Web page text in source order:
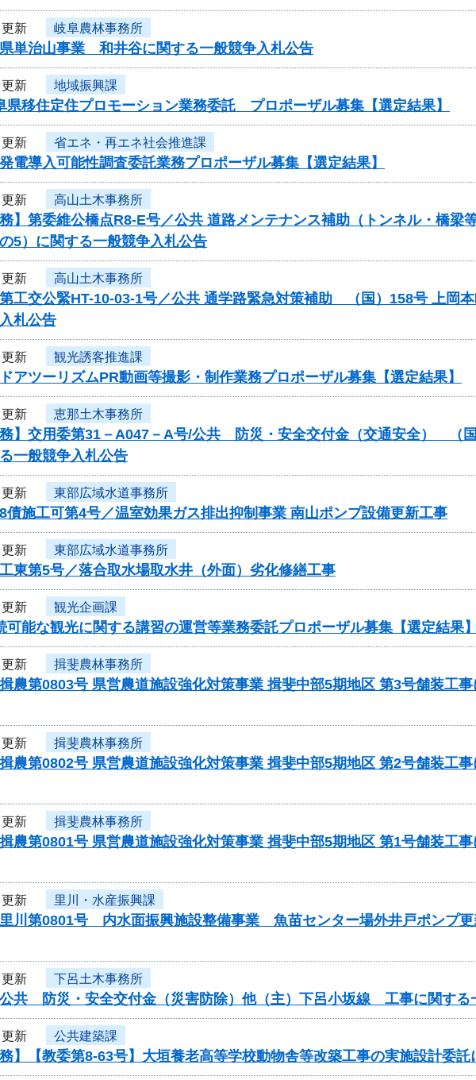
新 岐阜農林事務所
県単治山事業 和井谷に関する一般競争入札公告
新 地域振興課
県移住定住プロモーション業務委託 プロポーザル募集【選定結果】
新 省エネ・再エネ社会推進課
電導入可能性調査委託業務プロポーザル募集【選定結果】
新 高山土木事務所
務】第委維公橋点R8-E号／公共 道路メンテナンス補助（トンネル・橋梁
5）に関する一般競争入札公告
新 高山土木事務所
第工交公緊HT-10-03-1号／公共 通学路緊急対策補助 （国）158号 上岡
札公告
新 観光誘客推進課
アツーリズムPR動画等撮影・制作業務プロポーザル募集【選定結果】
新 恵那土木事務所
務】交用委第31－A047－A号/公共 防災・安全交付金（交通安全） （
一般競争入札公告
新 東部広域水道事務所
8債施工可第4号／温室効果ガス排出抑制事業 南山ポンプ設備更新工事
新 東部広域水道事務所
工東第5号／落合取水場取水井（外面）劣化修繕工事
新 観光企画課
可能な観光に関する講習の運営等業務委託プロポーザル募集【選定結果】
新 揖斐農林事務所
揖農第0803号 県営農道施設強化対策事業 揖斐中部5期地区 第3号舗装工
新 揖斐農林事務所
揖農第0802号 県営農道施設強化対策事業 揖斐中部5期地区 第2号舗装工
新 揖斐農林事務所
揖農第0801号 県営農道施設強化対策事業 揖斐中部5期地区 第1号舗装工
新 里川・水産振興課
里川第0801号 内水面振興施設整備事業 魚苗センター場外井戸ポンプ
新 下呂土木事務所
公共 防災・安全交付金（災害防除）他（主）下呂小坂線 工事に関する
新 公共建築課
務】【教委第8-63号】大垣養老高等学校動物舎等改築工事の実施設計委